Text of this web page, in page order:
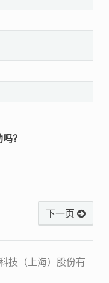
？
下一页
技（上海）股份有